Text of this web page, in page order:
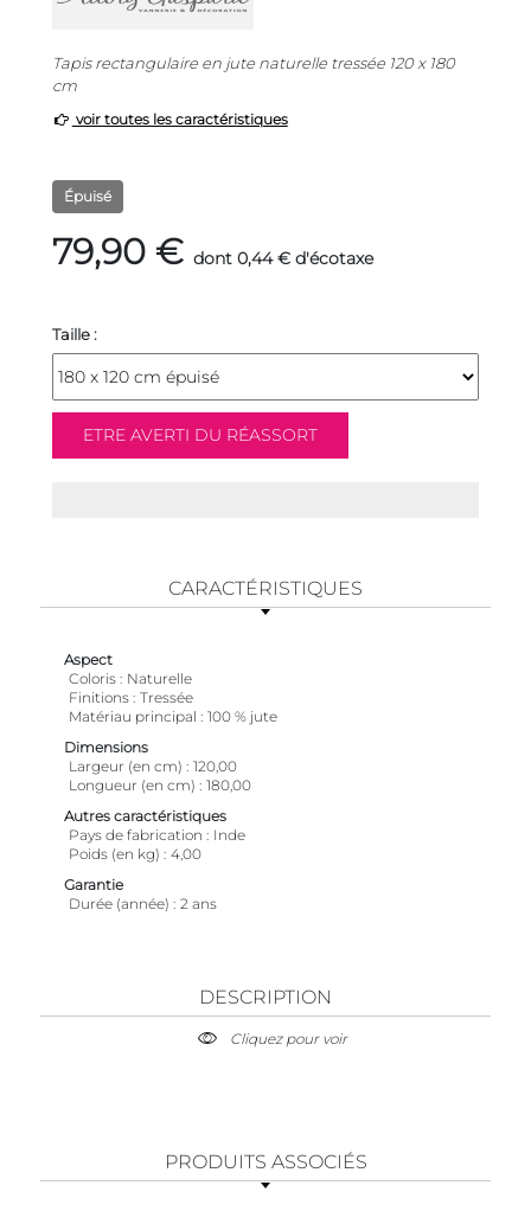
Tapis rectangulaire en jute naturelle tressée 120 x 180
cm
voir toutes les caractéristiques
Épuisé
79,90 € dont 0,44 € d'écotaxe
Taille :
CARACTÉRISTIQUES
Aspect
Coloris
Naturelle
Finitions Tressée
Matériau principal
100 % jute
Dimensions
Largeur (en cm)
120,00
Longueur (en cm)
180,00
Autres caractéristiques
Pays de fabrication
Inde
Poids (en kg)
4,00
Garantie
Durée (année)
2 ans
DESCRIPTION
Cliquez pour voir
PRODUITS ASSOCIÉS